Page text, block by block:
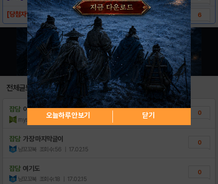
[당첨자발표] 바운스볼 공략은 나에게 맡겨라! 6
전체글보기
잡담 이건 또 뭔게임?
rnysmpl 조회수:18 | 22.09.25
0
잡담 가장 마지막글이
냥꼬꼬북 조회수:56 | 17.02.15
0
잡담 여기도
냥꼬꼬북 조회수:18 | 17.02.15
0
오늘하루 안보기 닫기